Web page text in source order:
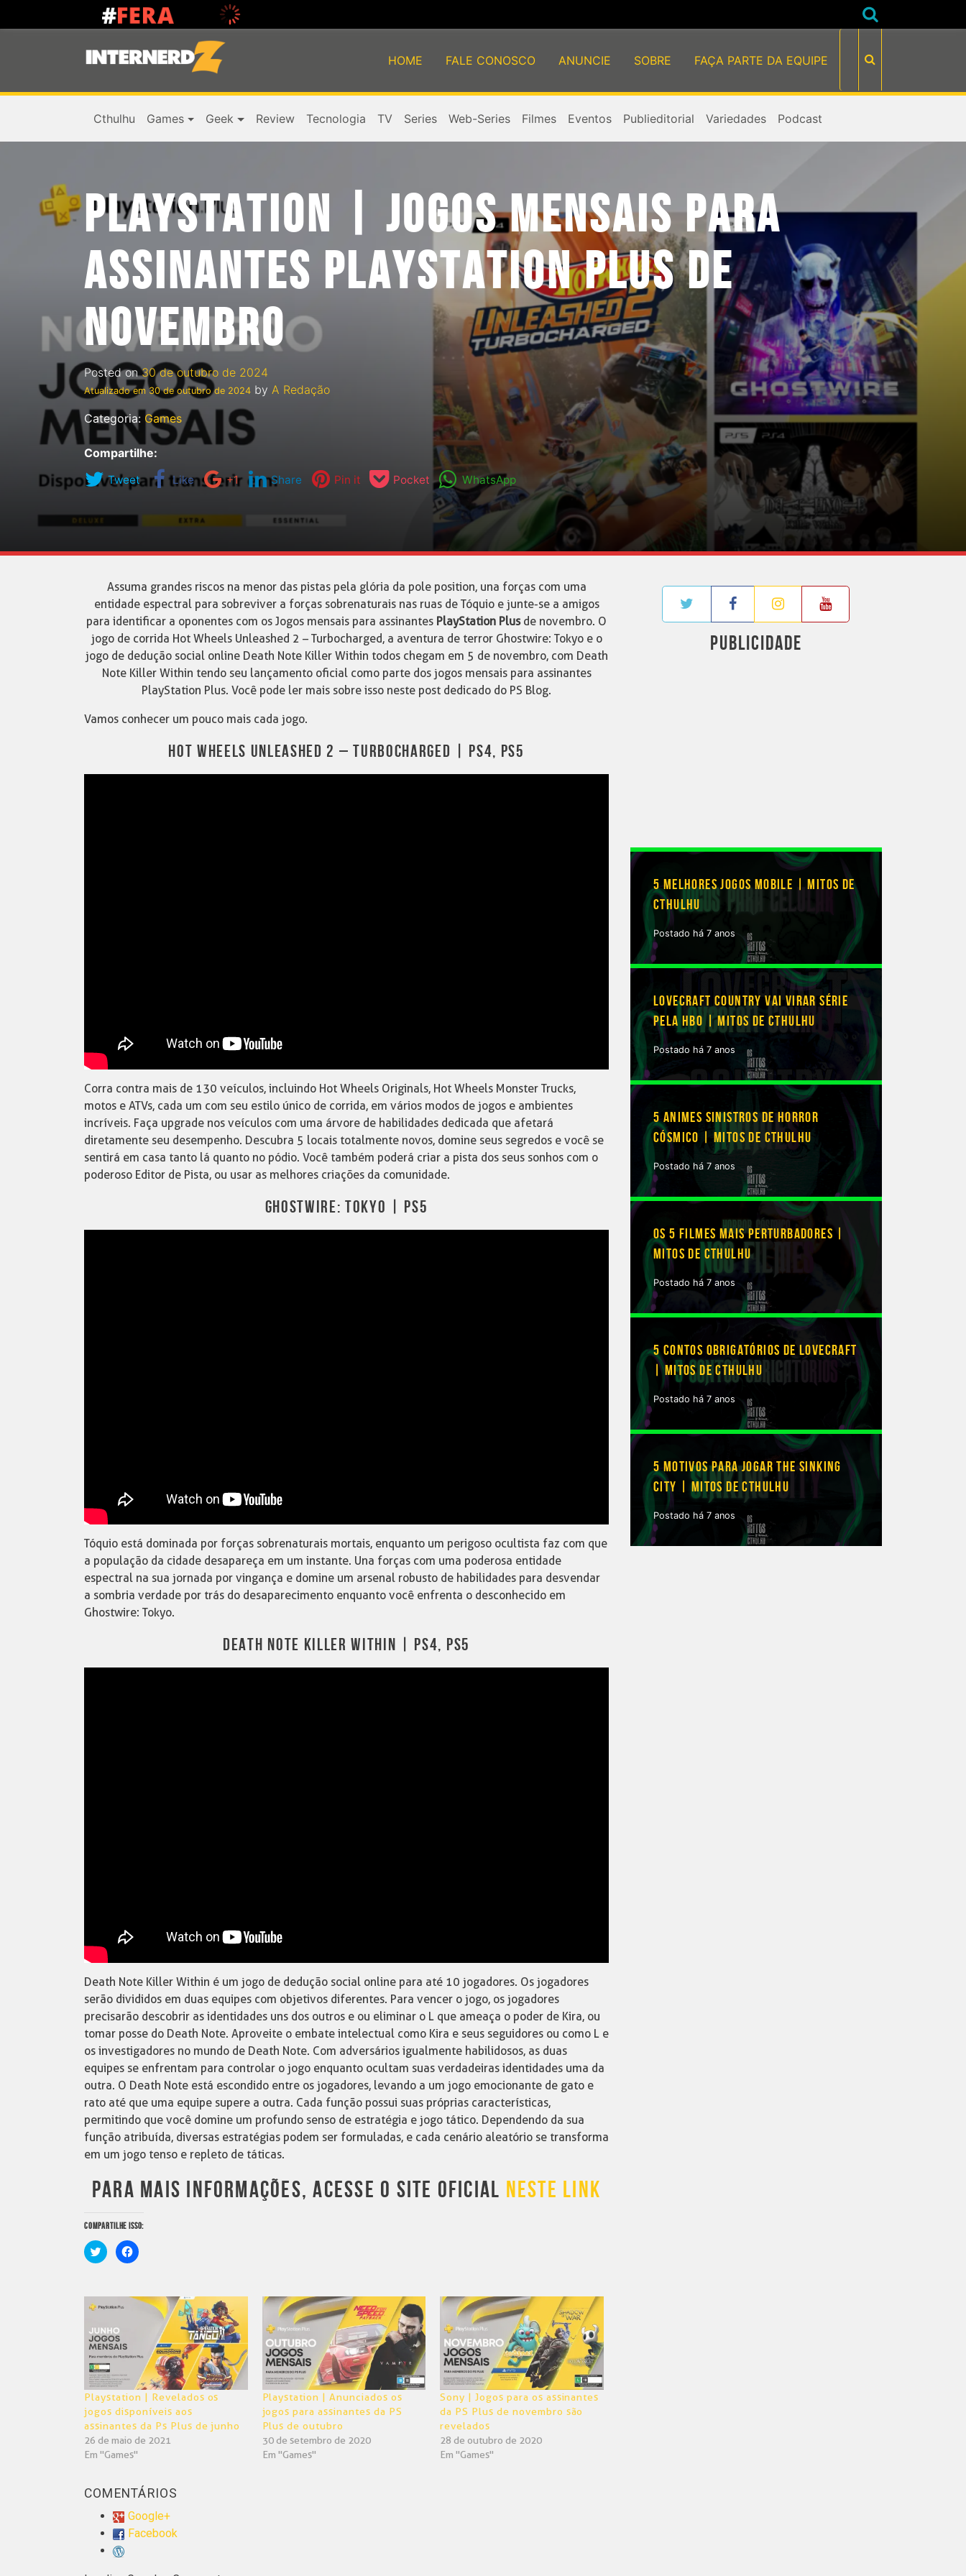
HOME FALE CONOSCO ANUNCIE SOBRE FAÇA PARTE DA EQUIPE
Cthulhu Games Geek Review Tecnologia TV Series Web-Series Filmes Eventos Publieditorial Variedades Podcast
PLAYSTATION | JOGOS MENSAIS PARA
ASSINANTES PLAYSTATION PLUS DE
NOVEMBRO
Posted on30 de outubro de 2024
Atualizado em 30 de outubro de 2024 by A Redação
Categoria: Games
Compartilhe:
Tweet Like +1 Share Pin it Pocket WhatsApp
Assuma grandes riscos na menor das pistas pela glória da pole position, una forças com uma
entidade espectral para sobreviver a forças sobrenaturais nas ruas de Tóquio e junte-se a amigos
para identificar a oponentes com os Jogos mensais para assinantes PlayStation Plusde novembro. O
jogo de corrida Hot Wheels Unleashed 2 – Turbocharged, a aventura de terror Ghostwire: Tokyo e o
jogo de dedução social online Death Note Killer Within todos chegam em 5 de novembro, com Death
Note Killer Within tendo seu lançamento oficial como parte dos jogos mensais para assinantes
PlayStation Plus. Você pode ler mais sobre isso neste post dedicado do PS Blog.
Vamos conhecer um pouco mais cada jogo.
HOT WHEELS UNLEASHED 2 – TURBOCHARGED | PS4, PS5
Corra contra mais de 130 veículos, incluindo Hot Wheels Originals, Hot Wheels Monster Trucks,
motos e ATVs, cada um com seu estilo único de corrida, em vários modos de jogos e ambientes
incríveis. Faça upgrade nos veículos com uma árvore de habilidades dedicada que afetará
diretamente seu desempenho. Descubra 5 locais totalmente novos, domine seus segredos e você se
sentirá em casa tanto lá quanto no pódio. Você também poderá criar a pista dos seus sonhos com o
poderoso Editor de Pista, ou usar as melhores criações da comunidade.
GHOSTWIRE: TOKYO | PS5
Tóquio está dominada por forças sobrenaturais mortais, enquanto um perigoso ocultista faz com que
a população da cidade desapareça em um instante. Una forças com uma poderosa entidade
espectral na sua jornada por vingança e domine um arsenal robusto de habilidades para desvendar
a sombria verdade por trás do desaparecimento enquanto você enfrenta o desconhecido em
Ghostwire: Tokyo.
DEATH NOTE KILLER WITHIN | PS4, PS5
Death Note Killer Within é um jogo de dedução social online para até 10 jogadores. Os jogadores
serão divididos em duas equipes com objetivos diferentes. Para vencer o jogo, os jogadores
precisarão descobrir as identidades uns dos outros e ou eliminar o L que ameaça o poder de Kira, ou
tomar posse do Death Note. Aproveite o embate intelectual como Kira e seus seguidores ou como L e
os investigadores no mundo de Death Note. Com adversários igualmente habilidosos, as duas
equipes se enfrentam para controlar o jogo enquanto ocultam suas verdadeiras identidades uma da
outra. O Death Note está escondido entre os jogadores, levando a um jogo emocionante de gato e
rato até que uma equipe supere a outra. Cada função possui suas próprias características,
permitindo que você domine um profundo senso de estratégia e jogo tático. Dependendo da sua
função atribuída, diversas estratégias podem ser formuladas, e cada cenário aleatório se transforma
em um jogo tenso e repleto de táticas.
PARA MAIS INFORMAÇÕES, ACESSE O SITE OFICIAL NESTE LINK
COMPARTILHE ISSO:
Clique
para
em
nova
Clique
para
em
nova
janela)
Playstation | Revelados os
jogos disponíveis aos
assinantes da Ps Plus de junho
26 de maio de 2021
Em "Games"
Playstation | Anunciados os
jogos para assinantes da PS
Plus de outubro
30 de setembro de 2020
Em "Games"
Sony | Jogos para os assinantes
da PS Plus de novembro são
revelados
28 de outubro de 2020
Em "Games"
COMENTÁRIOS
Google+
Facebook
PUBLICIDADE
5 MELHORES JOGOS MOBILE | MITOS DE
CTHULHU
Postado há 7 anos
LOVECRAFT COUNTRY VAI VIRAR SÉRIE
PELA HBO | MITOS DE CTHULHU
Postado há 7 anos
5 ANIMES SINISTROS DE HORROR
CÓSMICO | MITOS DE CTHULHU
Postado há 7 anos
OS 5 FILMES MAIS PERTURBADORES |
MITOS DE CTHULHU
Postado há 7 anos
5 CONTOS OBRIGATÓRIOS DE LOVECRAFT
| MITOS DE CTHULHU
Postado há 7 anos
5 MOTIVOS PARA JOGAR THE SINKING
CITY | MITOS DE CTHULHU
Postado há 7 anos